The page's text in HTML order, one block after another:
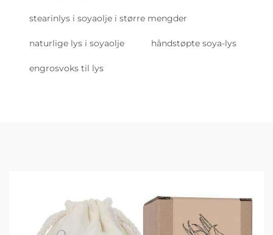
stearinlys i soyaolje i større mengder
naturlige lys i soyaolje håndstøpte soya-lys
engrosvoks til lys